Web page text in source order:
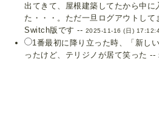
出てきて、屋根建築してたから中に
た・・・。ただ一旦ログアウトして
Switch版です -- 2025-11-16 (日)
1番最初に降り立った時、「新し
ったけど、テリジノが居て笑った --